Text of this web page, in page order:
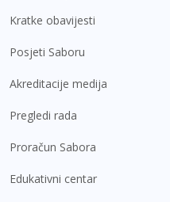
Kratke obavijesti
Posjeti Saboru
Akreditacije medija
Pregledi rada
Proračun Sabora
Edukativni centar